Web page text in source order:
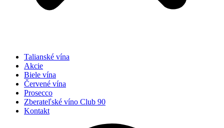
Talianské vína
Akcie
Biele vína
Červené vína
Prosecco
Zberateľské víno Club 90
Kontakt